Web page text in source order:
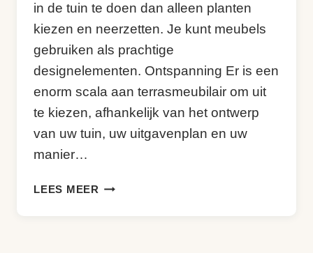
in de tuin te doen dan alleen planten
kiezen en neerzetten. Je kunt meubels
gebruiken als prachtige
designelementen. Ontspanning Er is een
enorm scala aan terrasmeubilair om uit
te kiezen, afhankelijk van het ontwerp
van uw tuin, uw uitgavenplan en uw
manier…
LEES MEER INSPIRATIE